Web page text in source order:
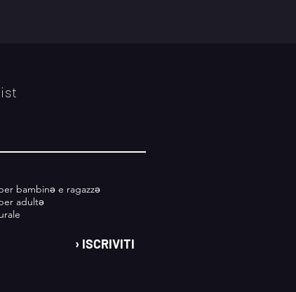
bambinǝ e ragazzǝ
adultǝ
› ISCRIVITI